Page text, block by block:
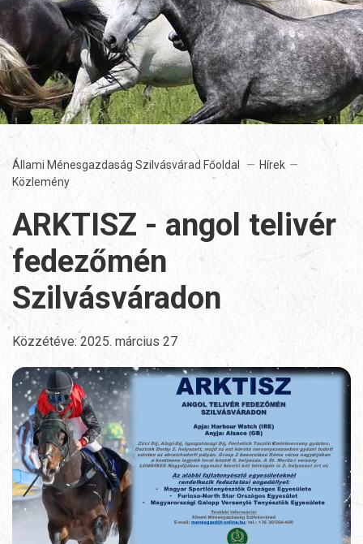
Állami Ménesgazdaság Szilvásvárad Főoldal
Hírek
Közlemény
ARKTISZ - angol telivér
fedezőmén
Szilvásváradon
Közzétéve: 2025. március 27